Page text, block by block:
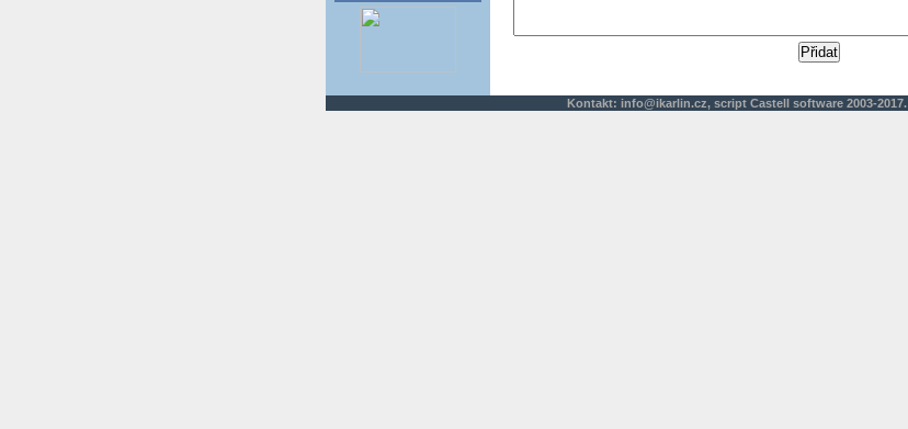
Kontakt: info@ikarlin.cz, script Castell software 2003-2017.